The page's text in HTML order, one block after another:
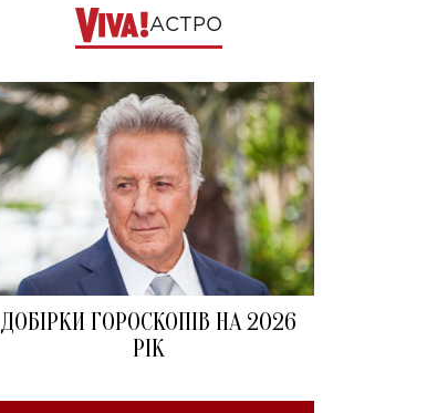
АСТРО
ДОБІРКИ ГОРОСКОПІВ НА 2026
РІК